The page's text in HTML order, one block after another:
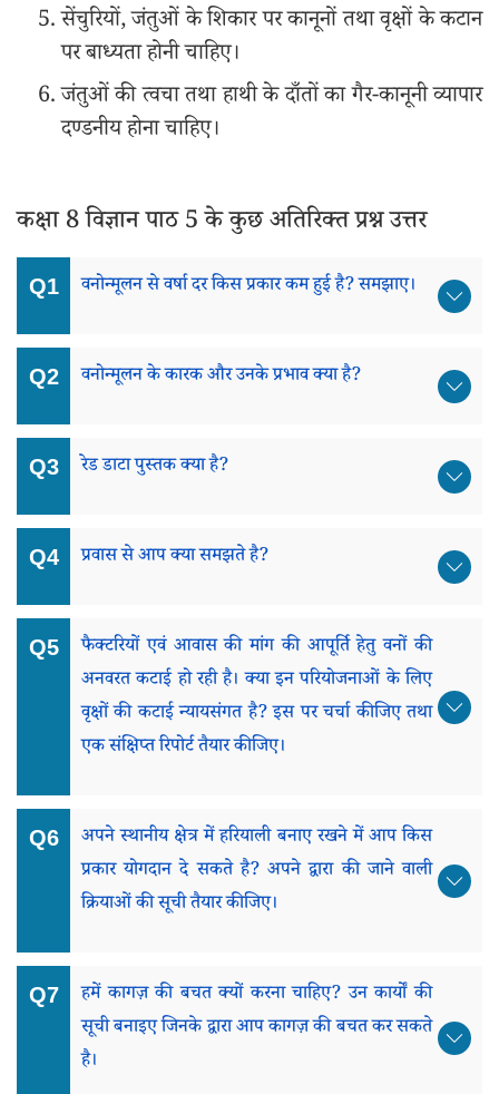
सेंचुरियों, जंतुओं के शिकार पर कानूनों तथा वृक्षों के कटान
पर बाध्यता होनी चाहिए।
जंतुओं की त्वचा तथा हाथी के दाँतों का गैर-कानूनी व्यापार
दण्डनीय होना चाहिए।
कक्षा 8 विज्ञान पाठ 5 के कुछ अतिरिक्त प्रश्न उत्तर
वनोन्मूलन से वर्षा दर किस प्रकार कम हुई है? समझाए।
वनोन्मूलन के कारक और उनके प्रभाव क्या है?
रेड डाटा पुस्तक क्या है?
प्रवास से आप क्या समझते है?
फैक्टरियों एवं आवास की मांग की आपूर्ति हेतु वनों की
अनवरत कटाई हो रही है। क्या इन परियोजनाओं के लिए
वृक्षों की कटाई न्यायसंगत है? इस पर चर्चा कीजिए तथा
एक संक्षिप्त रिपोर्ट तैयार कीजिए।
अपने स्थानीय क्षेत्र में हरियाली बनाए रखने में आप किस
प्रकार योगदान दे सकते है? अपने द्वारा की जाने वाली
क्रियाओं की सूची तैयार कीजिए।
हमें कागज़ की बचत क्यों करना चाहिए? उन कार्यों की
सूची बनाइए जिनके द्वारा आप कागज़ की बचत कर सकते
है।